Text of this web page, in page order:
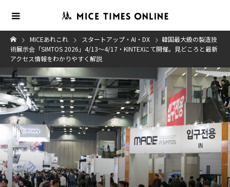
MICEあれこれ スタートアップ・AI・DX
韓国最大級の製造技
術展示会「SIMTOS 2026」4/13～4/17・KINTEXにて開催。見どころと最新
アクセス情報をわかりやすく解説